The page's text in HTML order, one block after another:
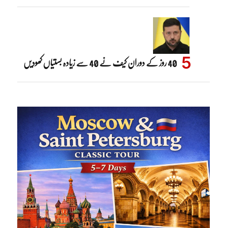
40 روز کے دوران کیف نے 40 سے زیادہ بستیاں کھودیں